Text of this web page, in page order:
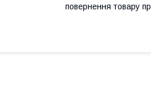
повернення товару